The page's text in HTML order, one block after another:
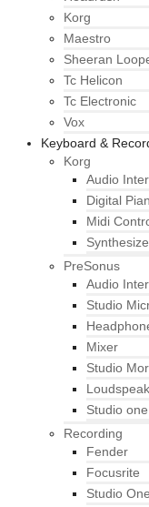
Korg
Maestro
Sheeran
Tc Helicon
Tc Electronic
Vox
Keyboard &
Korg
Audio
Digital
Midi
PreSonus
Audio
Studio
Mixer
Studio
Studio
Recording
Fender
Focusrite
Studio One